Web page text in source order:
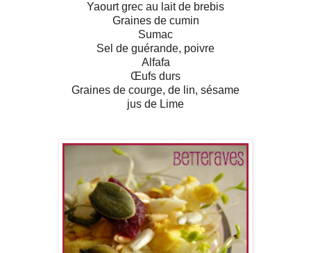
Yaourt grec au lait de brebis
Graines de cumin
Sumac
Sel de guérande, poivre
Alfafa
Œufs durs
Graines de courge, de lin, sésame
jus de Lime